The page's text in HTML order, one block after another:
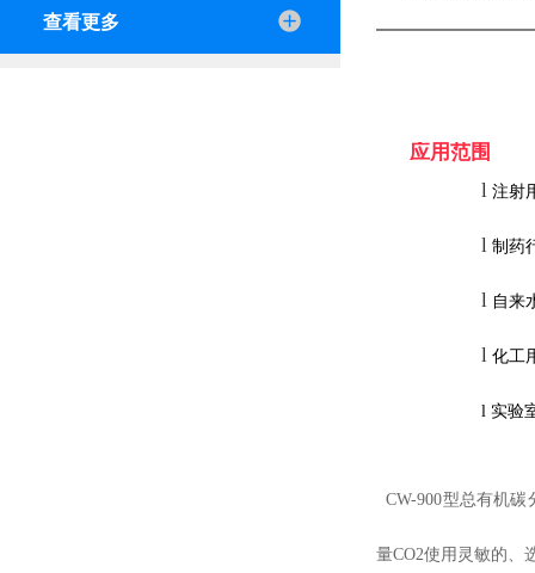
查看更多
应用范围
l 注射
l 制药
l 自来
l 化工
l 实验
CW-900型总有机碳
量CO2使用灵敏的、